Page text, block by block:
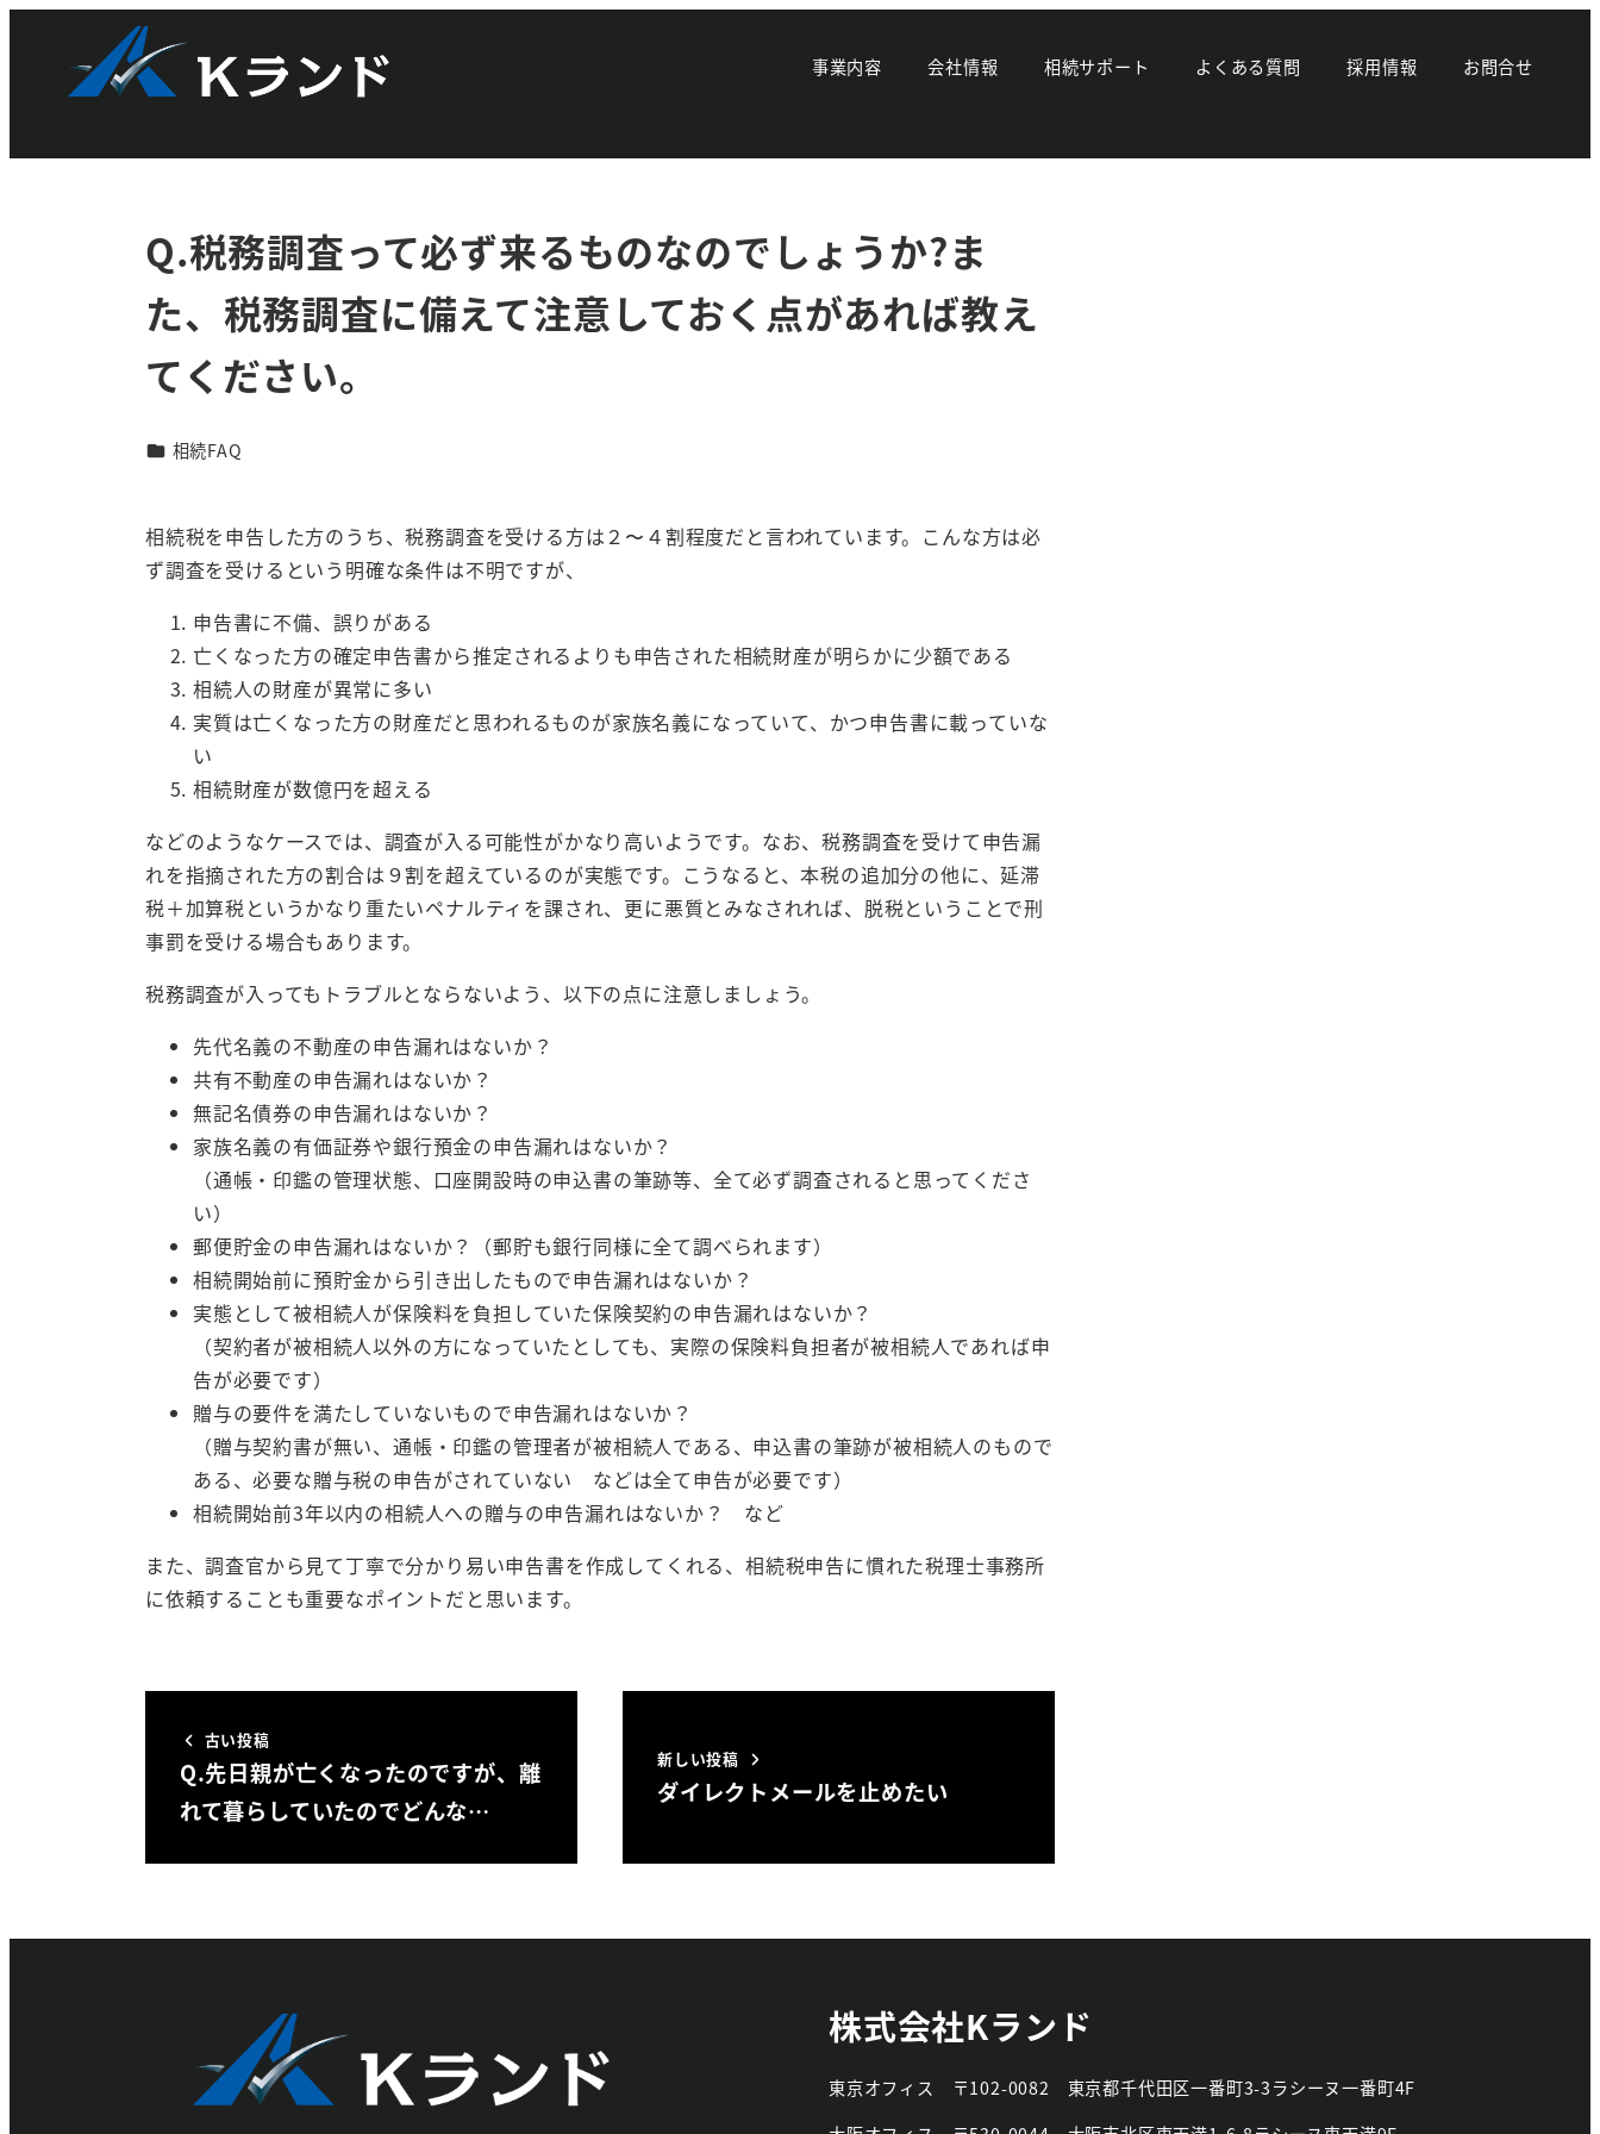
ン
事業内容 会社情報 相続サポート よくある質問 採用情報 お問合せ
TOP-normal 相続FAQ
Q.税務調査って必ず来るものなのでしょうか?ま
た、税務調査に備えて注意しておく点があれば教え
てください。
カテゴリー
相続FAQ
相続税を申告した方のうち、税務調査を受ける方は２〜４割程度だと言われています。こんな方は必
ず調査を受けるという明確な条件は不明ですが、
申告書に不備、誤りがある
亡くなった方の確定申告書から推定されるよりも申告された相続財産が明らかに少額である
相続人の財産が異常に多い
実質は亡くなった方の財産だと思われるものが家族名義になっていて、かつ申告書に載っていな
い
相続財産が数億円を超える
などのようなケースでは、調査が入る可能性がかなり高いようです。なお、税務調査を受けて申告漏
れを指摘された方の割合は９割を超えているのが実態です。こうなると、本税の追加分の他に、延滞
税＋加算税というかなり重たいペナルティを課され、更に悪質とみなされれば、脱税ということで刑
事罰を受ける場合もあります。
税務調査が入ってもトラブルとならないよう、以下の点に注意しましょう。
先代名義の不動産の申告漏れはないか？
共有不動産の申告漏れはないか？
無記名債券の申告漏れはないか？
家族名義の有価証券や銀行預金の申告漏れはないか？
（通帳・印鑑の管理状態、口座開設時の申込書の筆跡等、全て必ず調査されると思ってくださ
い）
郵便貯金の申告漏れはないか？（郵貯も銀行同様に全て調べられます）
相続開始前に預貯金から引き出したもので申告漏れはないか？
実態として被相続人が保険料を負担していた保険契約の申告漏れはないか？
（契約者が被相続人以外の方になっていたとしても、実際の保険料負担者が被相続人であれば申
告が必要です）
贈与の要件を満たしていないもので申告漏れはないか？
（贈与契約書が無い、通帳・印鑑の管理者が被相続人である、申込書の筆跡が被相続人のもので
ある、必要な贈与税の申告がされていない などは全て申告が必要です）
相続開始前3年以内の相続人への贈与の申告漏れはないか？ など
また、調査官から見て丁寧で分かり易い申告書を作成してくれる、相続税申告に慣れた税理士事務所
に依頼することも重要なポイントだと思います。
古い投稿
Q.先日親が亡くなったのですが、離
れて暮らしていたのでどんな…
新しい投稿
ダイレクトメールを止めたい
株式会社Kランド
東京オフィス 〒102-0082 東京都千代田区一番町3-3 ラシーヌ一番町4F